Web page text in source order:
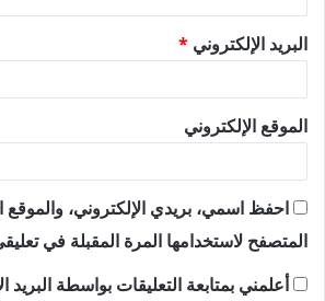
البريد الإلكتروني *
الموقع الإلكتروني
احفظ اسمي، بريدي الإلكتروني، والموقع
المتصفح لاستخدامها المرة المقبلة في
أعلمني بمتابعة التعليقات بواسطة البريد